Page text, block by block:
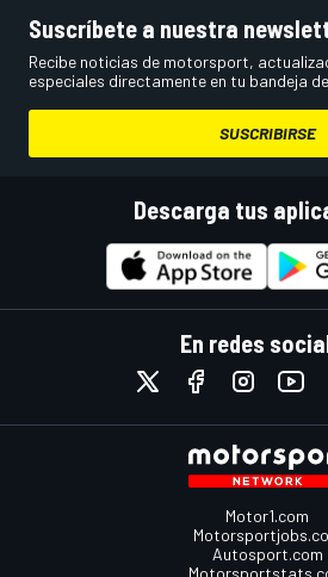
Suscríbete a nuestra
Recibe noticias de motorsport,
especiales directamente en tu bandeja
SUSCRIBIRSE
Descarga tus
En redes
Motor1.com
Autosport.com